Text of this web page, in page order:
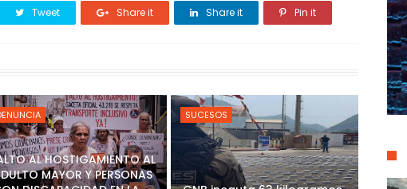
Tweet Share it Share it Pin it
AL HOSTIGAMIENTO AL
MAYOR Y PERSONAS
SUCESOS